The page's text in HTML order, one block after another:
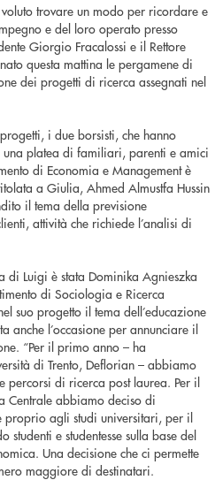
trovare un modo per ricordare e
e del loro operato presso
Giorgio Fracalossi e il Rettore
questa mattina le pergamene di
dei progetti di ricerca assegnati nel
i due borsisti, che hanno
platea di familiari, parenti e amici
di Economia e Management è
a Giulia, Ahmed Almustfa Hussin
il tema della previsione
attività che richiede l’analisi di
Luigi è stata Dominika Agnieszka
di Sociologia e Ricerca
suo progetto il tema dell’educazione
anche l’occasione per annunciare il
“Per il primo anno – ha
di Trento, Deflorian – abbiamo
percorsi di ricerca post laurea. Per il
Centrale abbiamo deciso di
proprio agli studi universitari, per il
e studentesse sulla base del
Una decisione che ci permette
maggiore di destinatari.